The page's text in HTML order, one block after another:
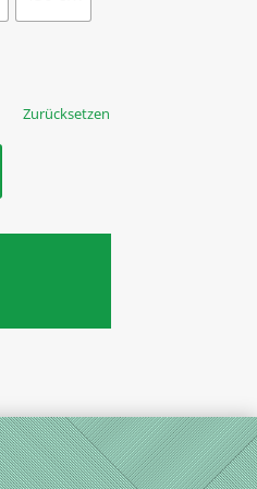
Zurücksetzen